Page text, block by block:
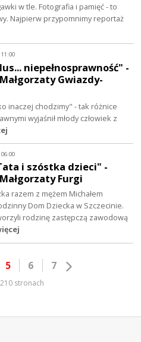
w tle. Fotografia i pamięć - to
Najpierw przypomnimy reportaż
niepełnosprawność" -
Gwiazdy-
inaczej chodzimy" - tak różnice
wyjaśnił młody człowiek z
i szóstka dzieci" -
Furgi
razem z mężem Michałem
Dom Dziecka w Szczecinie.
rodzinę zastępczą zawodową
5 6 7
stronach